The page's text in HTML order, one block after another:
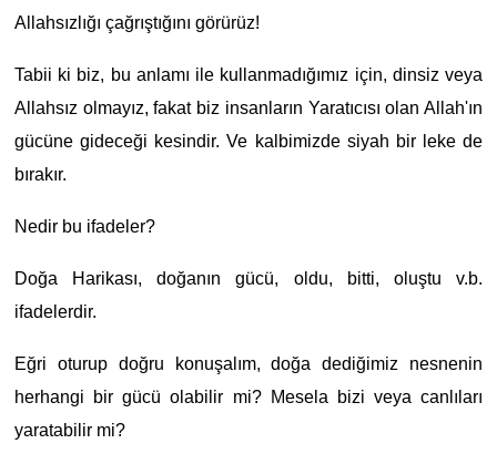
Allahsızlığı çağrıştığını görürüz!
Tabii ki biz, bu anlamı ile kullanmadığımız için, dinsiz veya
Allahsız olmayız, fakat biz insanların Yaratıcısı olan Allah'ın
gücüne gideceği kesindir. Ve kalbimizde siyah bir leke de
bırakır.
Nedir bu ifadeler?
Doğa Harikası, doğanın gücü, oldu, bitti, oluştu v.b.
ifadelerdir.
Eğri oturup doğru konuşalım, doğa dediğimiz nesnenin
herhangi bir gücü olabilir mi? Mesela bizi veya canlıları
yaratabilir mi?